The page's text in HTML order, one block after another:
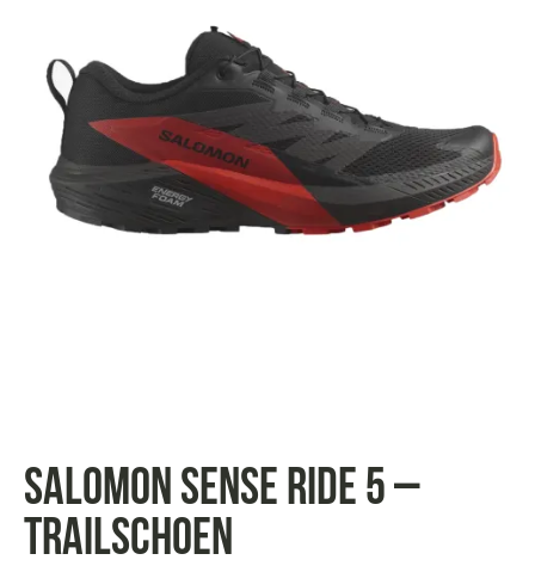
Salomon Sense Ride 5 –
trailschoen